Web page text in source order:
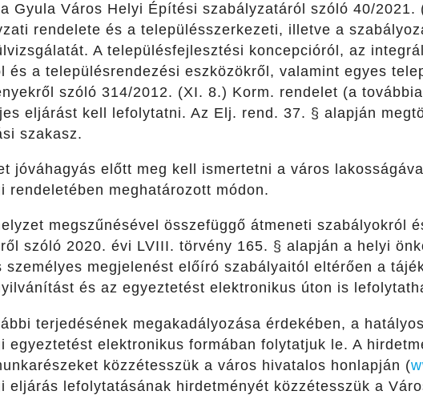
Gyula Város Helyi Építési szabályzatáról szóló 40/2021.
rendelete és a településszerkezeti, illetve a
A településfejlesztési koncepcióról, az
és a településrendezési eszközökről, valamint egyes
szóló 314/2012. (XI. 8.) Korm. rendelet (a
eljárást kell lefolytatni. Az Elj. rend. 37. § alapján
szakasz.
jóváhagyás előtt meg kell ismertetni a város
rendeletében meghatározott módon.
megszűnésével összefüggő átmeneti szabályokról
szóló 2020. évi LVIII. törvény 165. § alapján a helyi
személyes megjelenést előíró szabályaitól eltérően a
és az egyeztetést elektronikus úton is
terjedésének megakadályozása érdekében, a
egyeztetést elektronikus formában folytatjuk le. A
közzétesszük a város hivatalos honlapján (
eljárás lefolytatásának hirdetményét közzétesszük a